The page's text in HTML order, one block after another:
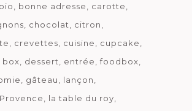
bio bonne adresse
carotte
chocolat
citron
crevettes cuisine
cupcake
box
dessert entrée
foodbox
gâteau
lançon
la table du roy